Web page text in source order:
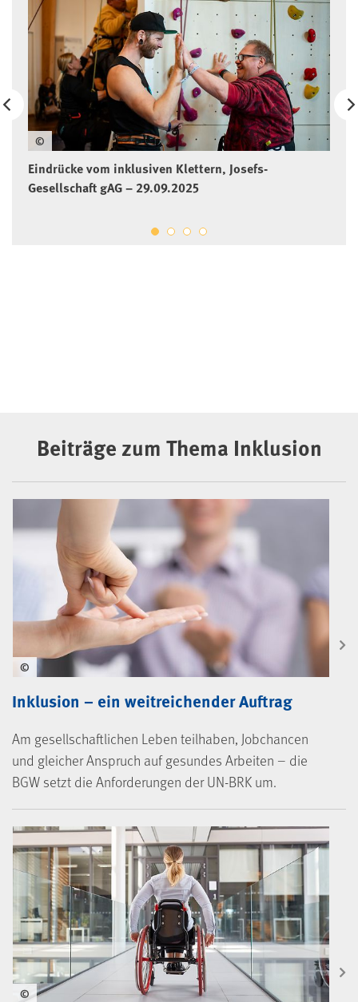
©
Eindrücke vom inklusiven Klettern, Josefs-
Gesellschaft gAG – 29.09.2025
Beiträge zum Thema Inklusion
Inklusion – ein weitreichender Auftrag
Am gesellschaftlichen Leben teilhaben, Jobchancen
und gleicher Anspruch auf gesundes Arbeiten – die
BGW setzt die Anforderungen der UN-BRK um.
©
©